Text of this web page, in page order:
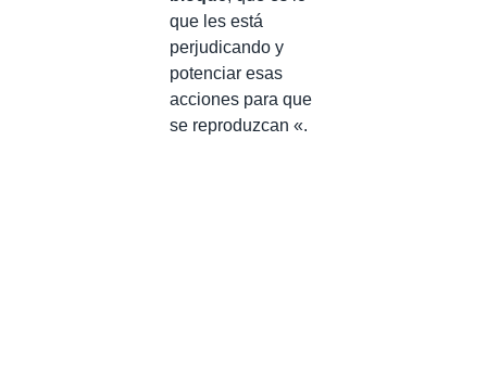
que les está
perjudicando y
potenciar esas
acciones para que
se reproduzcan «.